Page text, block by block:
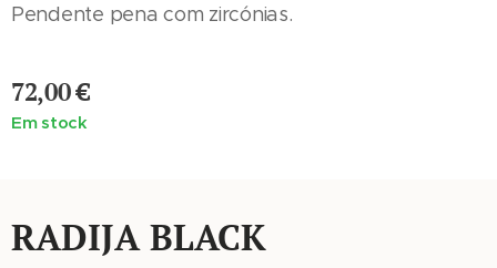
Pendente pena com zircónias.
72,00€
Em stock
RADIJA BLACK